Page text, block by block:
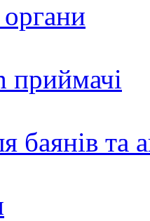
приймачі
баянів та